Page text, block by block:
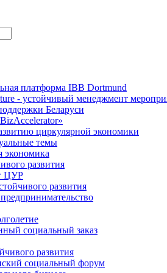
платформа IBB Dortmund
- устойчивый менеджмент
Беларуси
циркулярной экономики
темы
экономика
развития
ЦУР
развития
социальный заказ
развития
социальный форум